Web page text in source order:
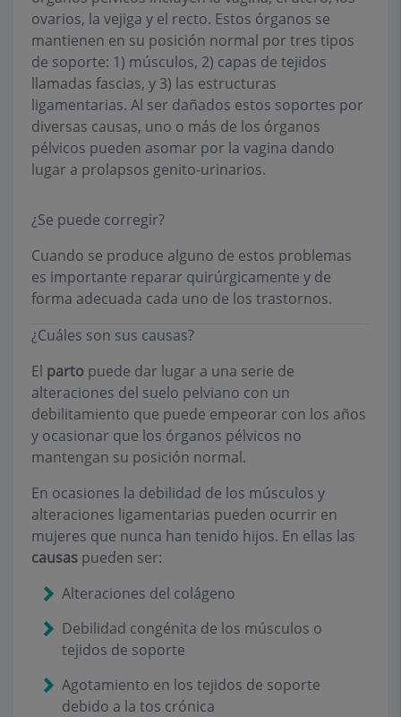
ovarios, la vejiga y el recto. Estos órganos se
mantienen en su posición normal por tres tipos
de soporte: 1) músculos, 2) capas de tejidos
llamadas fascias, y 3) las estructuras
ligamentarias. Al ser dañados estos soportes por
diversas causas, uno o más de los órganos
pélvicos pueden asomar por la vagina dando
lugar a prolapsos genito-urinarios.
¿Se puede corregir?
Cuando se produce alguno de estos problemas
es importante reparar quirúrgicamente y de
forma adecuada cada uno de los trastornos.
¿Cuáles son sus causas?
El parto puede dar lugar a una serie de
alteraciones del suelo pelviano con un
debilitamiento que puede empeorar con los años
y ocasionar que los órganos pélvicos no
mantengan su posición normal.
En ocasiones la debilidad de los músculos y
alteraciones ligamentarias pueden ocurrir en
mujeres que nunca han tenido hijos. En ellas las
causas pueden ser:
Alteraciones del colágeno
Debilidad congénita de los músculos o
tejidos de soporte
Agotamiento en los tejidos de soporte
debido a la tos crónica